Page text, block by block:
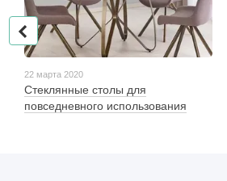
22 марта 2020
Стеклянные столы для
повседневного использования